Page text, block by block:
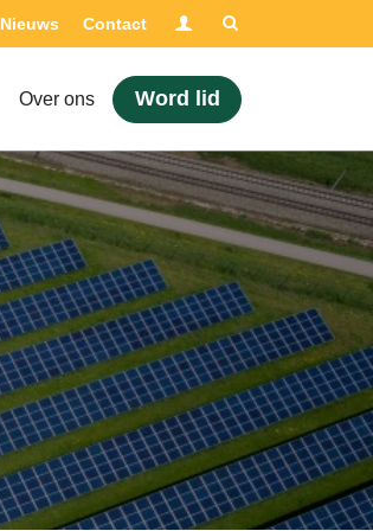
Nieuws Contact Inloggen
Over ons Word lid
Adviseur nodig?
Certificering
Bijeenkomsten
Over ons
Nieuwsbrief
Nieuws
Contact
Zoek